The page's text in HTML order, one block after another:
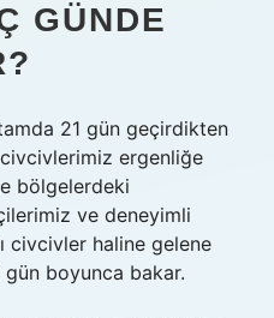
GÜNDE
21 gün geçirdikten
ergenliğe
bölgelerdeki
ve deneyimli
civcivler haline gelene
boyunca bakar.